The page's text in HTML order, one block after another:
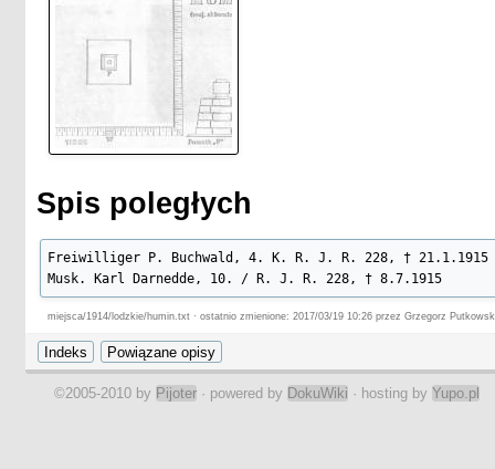
Spis poległych
Freiwilliger P. Buchwald, 4. K. R. J. R. 228, † 21.1.1915
Musk. Karl Darnedde, 10. / R. J. R. 228, † 8.7.1915
miejsca/1914/lodzkie/humin.txt · ostatnio zmienione: 2017/03/19 10:26 przez Grzegorz
©2005-2010 by Pijoter · powered by DokuWiki · hosting by Yupo.pl